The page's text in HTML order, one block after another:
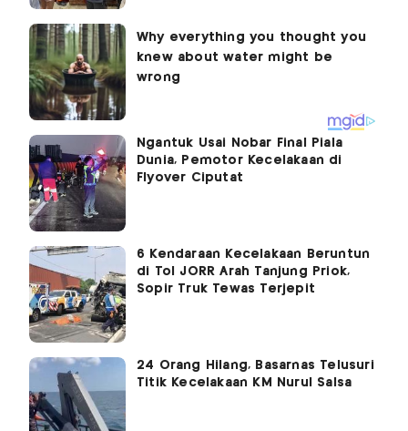
Ngantuk Usai Nobar Final Piala
Dunia, Pemotor Kecelakaan di
Flyover Ciputat
6 Kendaraan Kecelakaan Beruntun
di Tol JORR Arah Tanjung Priok,
Sopir Truk Tewas Terjepit
24 Orang Hilang, Basarnas Telusuri
Titik Kecelakaan KM Nurul Salsa